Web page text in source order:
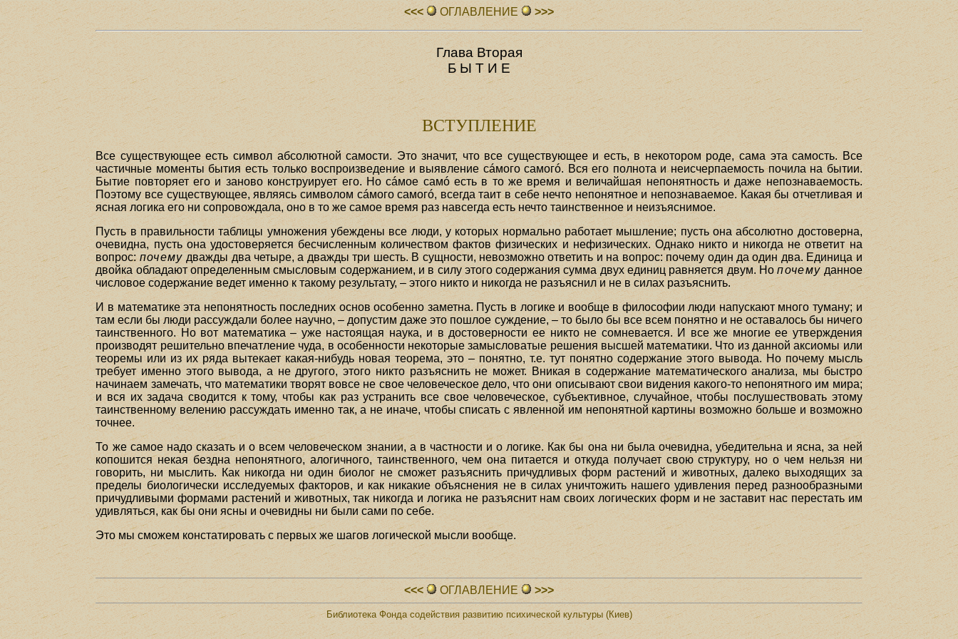
<<< ОГЛАВЛЕHИЕ >>>
Глава Вторая
Б Ы Т И Е
ВСТУПЛЕНИЕ
Все существующее есть символ абсолютной самости. Это значит, что все существующее и есть, в некотором роде, сама эта самость. Все
частичные моменты бытия есть только воспроизведение и выявление сáмого самогó. Вся его полнота и неисчерпаемость почила на бытии.
Бытие повторяет его и заново конструирует его. Но сáмое самó есть в то же время и величайшая непонятность и даже непознаваемость.
Поэтому все существующее, являясь символом сáмого самогó, всегда таит в себе нечто непонятное и непознаваемое. Какая бы отчетливая и
ясная логика его ни сопровождала, оно в то же самое время раз навсегда есть нечто таинственное и неизъяснимое.
Пусть в правильности таблицы умножения убеждены все люди, у которых нормально работает мышление; пусть она абсолютно достоверна,
очевидна, пусть она удостоверяется бесчисленным количеством фактов физических и нефизических. Однако никто и никогда не ответит на
вопрос: почему дважды два четыре, а дважды три шесть. В сущности, невозможно ответить и на вопрос: почему один да один два. Единица и
двойка обладают определенным смысловым содержанием, и в силу этого содержания сумма двух единиц равняется двум. Нопочему данное
числовое содержание ведет именно к такому результату, – этого никто и никогда не разъяснил и не в силах разъяснить.
И в математике эта непонятность последних основ особенно заметна. Пусть в логике и вообще в философии люди напускают много туману; и
там если бы люди рассуждали более научно, – допустим даже это пошлое суждение, – то было бы все всем понятно и не оставалось бы ничего
таинственного. Но вот математика – уже настоящая наука, и в достоверности ее никто не сомневается. И все же многие ее утверждения
производят решительно впечатление чуда, в особенности некоторые замысловатые решения высшей математики. Что из данной аксиомы или
теоремы или из их ряда вытекает какая-нибудь новая теорема, это – понятно, т.е. тут понятно содержание этого вывода. Но почему мысль
требует именно этого вывода, а не другого, этого никто разъяснить не может. Вникая в содержание математического анализа, мы быстро
начинаем замечать, что математики творят вовсе не свое человеческое дело, что они описывают свои видения какого-то непонятного им мира;
и вся их задача сводится к тому, чтобы как раз устранить все свое человеческое, субъективное, случайное, чтобы послушествовать этому
таинственному велению рассуждать именно так, а не иначе, чтобы списать с явленной им непонятной картины возможно больше и возможно
точнее.
То же самое надо сказать и о всем человеческом знании, а в частности и о логике. Как бы она ни была очевидна, убедительна и ясна, за ней
копошится некая бездна непонятного, алогичного, таинственного, чем она питается и откуда получает свою структуру, но о чем нельзя ни
говорить, ни мыслить. Как никогда ни один биолог не сможет разъяснить причудливых форм растений и животных, далеко выходящих за
пределы биологически исследуемых факторов, и как никакие объяснения не в силах уничтожить нашего удивления перед разнообразными
причудливыми формами растений и животных, так никогда и логика не разъяснит нам своих логических форм и не заставит нас перестать им
удивляться, как бы они ясны и очевидны ни были сами по себе.
Это мы сможем констатировать с первых же шагов логической мысли вообще.
<<< ОГЛАВЛЕHИЕ >>>
Библиотека Фонда содействия развитию психической культуры (Киев)